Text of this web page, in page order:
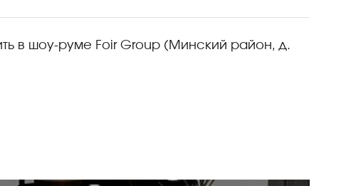
в шоу-руме Foir Group (Минский район, д.